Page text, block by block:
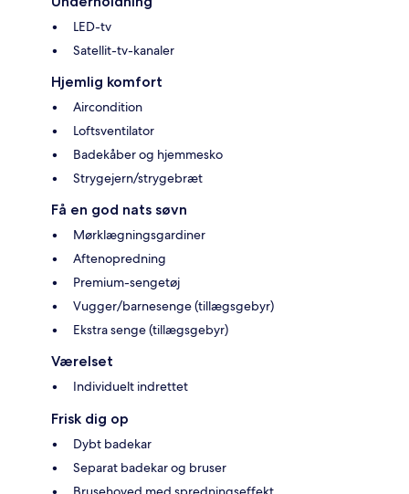
LED-tv
Satellit-tv-kanaler
Hjemlig komfort
Aircondition
Loftsventilator
Badekåber og hjemmesko
Strygejern/strygebræt
Få en god nats søvn
Mørklægningsgardiner
Aftenopredning
Premium-sengetøj
Vugger/barnesenge (tillægsgebyr)
Ekstra senge (tillægsgebyr)
Værelset
Individuelt indrettet
Frisk dig op
Dybt badekar
Separat badekar og bruser